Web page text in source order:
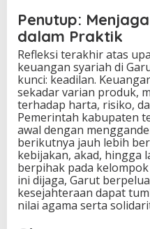
Penutup:
dalam Praktik
Refleksi terakhir atas
keuangan syariah di
kunci: keadilan.
sekadar varian produk,
terhadap harta, risiko,
Pemerintah kabupaten
awal dengan
berikutnya jauh lebih
kebijakan, akad, hingga
berpihak pada
ini dijaga, Garut
kesejahteraan dapat
nilai agama serta